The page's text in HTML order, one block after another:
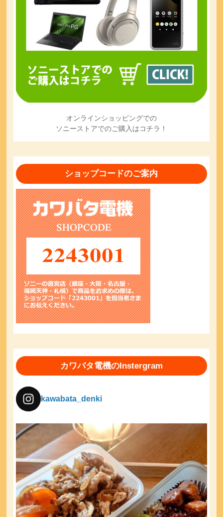
オンラインショッピングでの
ソニーストアでのご購入はコチラ！
ショップコードのご案内
カワバタ電機のInstergram
kawabata_denki